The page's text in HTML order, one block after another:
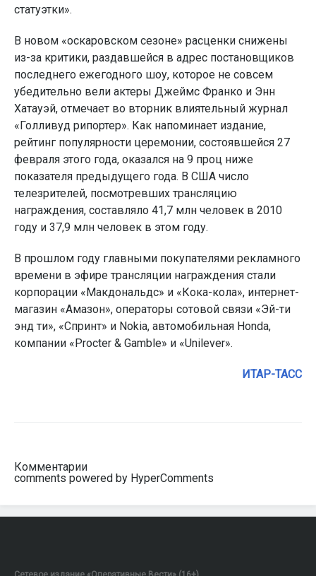
статуэтки».
В новом «оскаровском сезоне» расценки снижены
из-за критики, раздавшейся в адрес постановщиков
последнего ежегодного шоу, которое не совсем
убедительно вели актеры Джеймс Франко и Энн
Хатауэй, отмечает во вторник влиятельный журнал
«Голливуд рипортер». Как напоминает издание,
рейтинг популярности церемонии, состоявшейся 27
февраля этого года, оказался на 9 проц ниже
показателя предыдущего года. В США число
телезрителей, посмотревших трансляцию
награждения, составляло 41,7 млн человек в 2010
году и 37,9 млн человек в этом году.
В прошлом году главными покупателями рекламного
времени в эфире трансляции награждения стали
корпорации «Макдональдс» и «Кока-кола», интернет-
магазин «Амазон», операторы сотовой связи «Эй-ти
энд ти», «Спринт» и Nokia, автомобильная Honda,
компании «Procter & Gamble» и «Unilever».
ИТАР-ТАСС
Комментарии
comments powered by HyperComments